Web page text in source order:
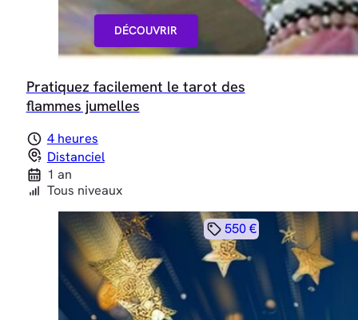
DÉCOUVRIR
Pratiquez facilement le tarot des
flammes jumelles
4 heures
Distanciel
1 an
Tous niveaux
550 €